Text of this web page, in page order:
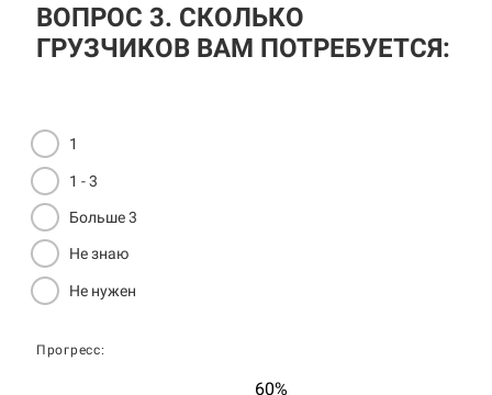
ВОПРОС 3. СКОЛЬКО
ГРУЗЧИКОВ ВАМ ПОТРЕБУЕТСЯ:
1
1 - 3
Больше 3
Не знаю
Не нужен
Прогресс:
60%